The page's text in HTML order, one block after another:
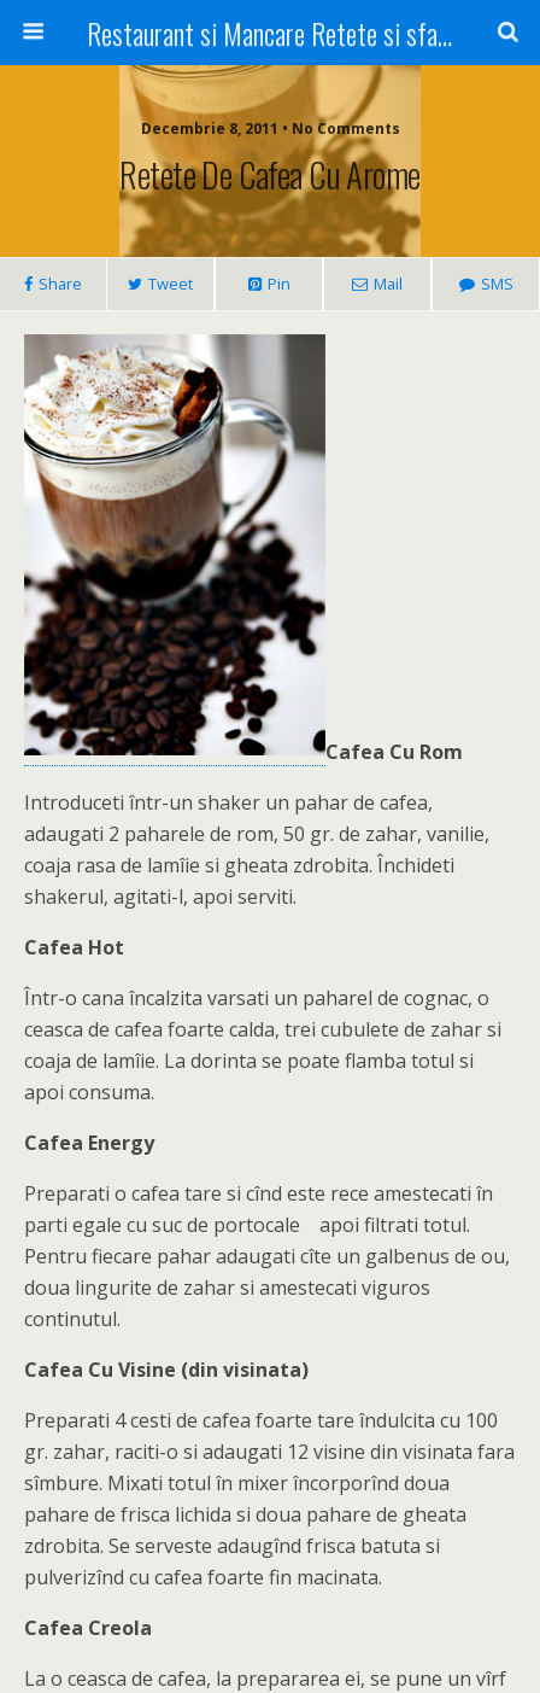
Restaurant si Mancare Retete si sfaturi Picant bun si rapid
Decembrie 8, 2011 • No Comments
Retete De Cafea Cu Arome
Share Tweet Pin Mail SMS
Cafea Cu Rom
Introduceti într-un shaker un pahar de cafea,
adaugati 2 paharele de rom, 50 gr. de zahar, vanilie,
coaja rasa de lamîie si gheata zdrobita. Închideti
shakerul, agitati-l, apoi serviti.
Cafea Hot
Într-o cana încalzita varsati un paharel de cognac, o
ceasca de cafea foarte calda, trei cubulete de zahar si
coaja de lamîie. La dorinta se poate flamba totul si
apoi consuma.
Cafea Energy
Preparati o cafea tare si cînd este rece amestecati în
parti egale cu suc de portocale apoi filtrati totul.
Pentru fiecare pahar adaugati cîte un galbenus de ou,
doua lingurite de zahar si amestecati viguros
continutul.
Cafea Cu Visine (din visinata)
Preparati 4 cesti de cafea foarte tare îndulcita cu 100
gr. zahar, raciti-o si adaugati 12 visine din visinata fara
sîmbure. Mixati totul în mixer încorporînd doua
pahare de frisca lichida si doua pahare de gheata
zdrobita. Se serveste adaugînd frisca batuta si
pulverizînd cu cafea foarte fin macinata.
Cafea Creola
La o ceasca de cafea, la prepararea ei, se pune un vîrf